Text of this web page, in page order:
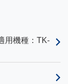
用機種：TK-